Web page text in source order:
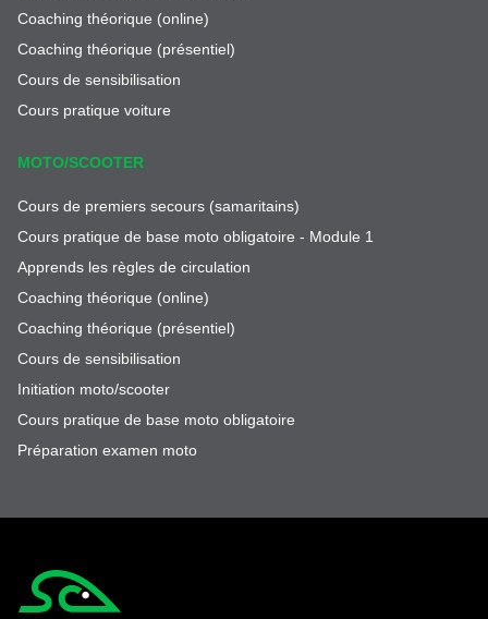
Coaching théorique (online)
Coaching théorique (présentiel)
Cours de sensibilisation
Cours pratique voiture
MOTO/SCOOTER
Cours de premiers secours (samaritains)
Cours pratique de base moto obligatoire - Module 1
Apprends les règles de circulation
Coaching théorique (online)
Coaching théorique (présentiel)
Cours de sensibilisation
Initiation moto/scooter
Cours pratique de base moto obligatoire
Préparation examen moto